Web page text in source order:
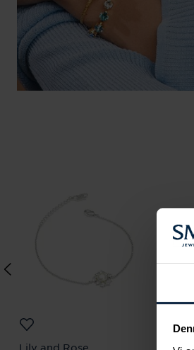
Lily and Rose